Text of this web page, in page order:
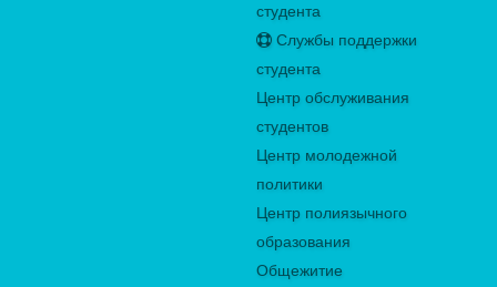
студента
Службы поддержки
студента
Центр обслуживания
студентов
Центр молодежной
политики
Центр полиязычного
образования
Общежитие